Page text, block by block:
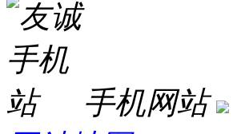
手机网站